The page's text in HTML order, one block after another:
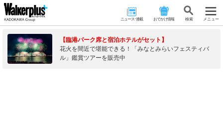
ニュース･連載 おでかけ情報 検 索 メニュー
【臨港パーク席と宿泊ホテルがセット】
花火を間近で堪能できる！「みなとみらいフェスティバ
ル」鑑賞ツアーを販売中